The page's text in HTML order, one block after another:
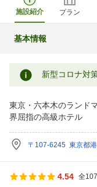
施設紹介 プラン
基本情報
新型コロナ対
東京・六本木のランド
界屈指の高級ホテル
〒107-6245 東京都
4.54 全